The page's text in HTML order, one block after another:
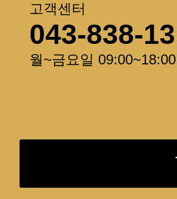
고객센터
043-838-
월~금요일